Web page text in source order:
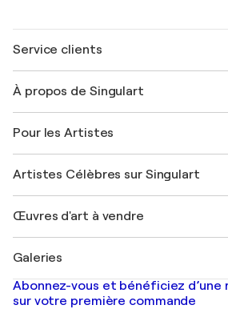
Service clients
Expédition
Offrir une carte cadeau
Rejoignez notre programme
Mon compte
+33 1 76 44 06 42
À propos de Singulart
FAQ
Magazine Singulart
Emplois
Découvrez une sélection d'art original
Pour les Artistes
Se connecter en tant qu'Artiste
Artistes Célèbres sur Singulart
Marc Chagall
Banksy
Mr. Brainwash
Shepard Fairey
Œuvres d'art à vendre
Tableaux abstraits à vendre
Peintures de paysage
Estampes
Galeries
Galeries d'art en France
Galeries d'art en Belgique
Abonnez-vous et bénéficiez d’une
sur votre première commande